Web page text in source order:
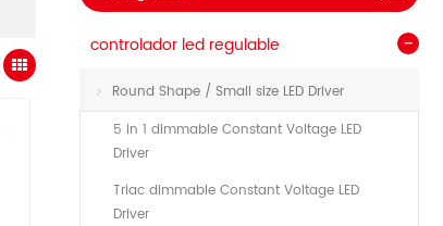
controlador led regulable
Round Shape / Small size LED Driver
5 in 1 dimmable Constant Voltage LED
Driver
Triac dimmable Constant Voltage LED
Driver